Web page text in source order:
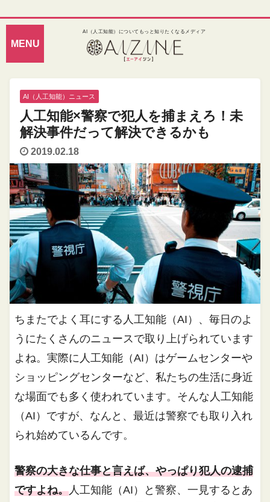
AI（人工知能）についてもっと知りたくなるメディア
AI（人工知能）ニュース
人工知能×警察で犯人を捕まえろ！未
解決事件だって解決できるかも
2019.02.18
ちまたでよく耳にする人工知能（AI）、毎日のよ
うにたくさんのニュースで取り上げられています
よね。実際に人工知能（AI）はゲームセンターや
ショッピングセンターなど、私たちの生活に身近
な場面でも多く使われています。そんな人工知能
（AI）ですが、なんと、最近は警察でも取り入れ
られ始めているんです。
警察の大きな仕事と言えば、やっぱり犯人の逮捕
ですよね。 人工知能（AI）と警察、一見するとあ